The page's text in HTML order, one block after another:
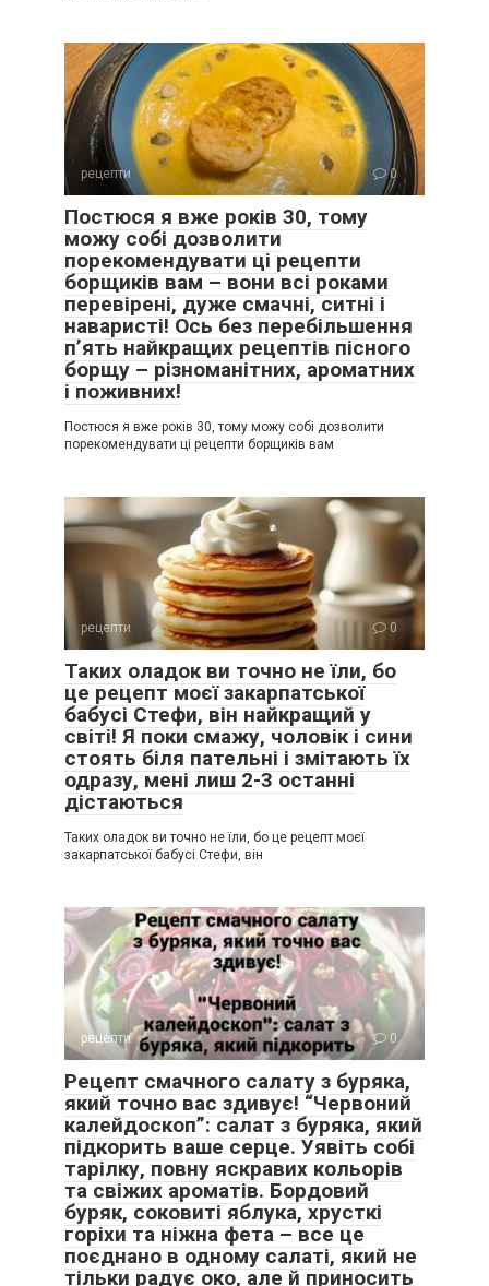
рецепти 0
Постюся я вже років 30, тому
можу собі дозволити
порекомендувати ці рецепти
борщиків вам – вони всі роками
перевірені, дуже смачні, ситні і
наваристі! Ось без перебільшення
п’ять найкращих рецептів пісного
борщу – різноманітних, ароматних
і поживних!
Постюся я вже років 30, тому можу собі дозволити
порекомендувати ці рецепти борщиків вам
рецепти 0
Таких оладок ви точно не їли, бо
це рецепт моєї закарпатської
бабусі Стефи, він найкращий у
світі! Я поки смажу, чоловік і сини
стоять біля пательні і змітають їх
одразу, мені лиш 2-3 останні
дістаються
Таких оладок ви точно не їли, бо це рецепт моєї
закарпатської бабусі Стефи, він
рецепти 0
Рецепт смачного салату з буряка,
який точно вас здивує! “Червоний
калейдоскоп”: салат з буряка, який
підкорить ваше серце. Уявіть собі
тарілку, повну яскравих кольорів
та свіжих ароматів. Бордовий
буряк, соковиті яблука, хрусткі
горіхи та ніжна фета – все це
поєднано в одному салаті, який не
тільки радує око, але й приносить